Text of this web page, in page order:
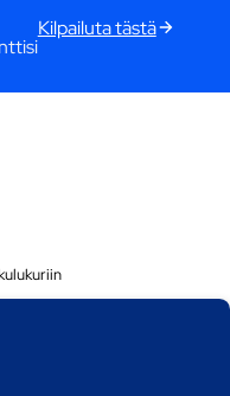
Kilpailuta tästä